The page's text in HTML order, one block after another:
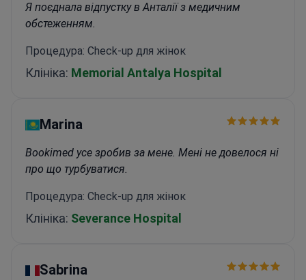
Я поєднала відпустку в Анталії з медичним
обстеженням.
Процедура: Check-up для жінок
Клініка: Memorial Antalya Hospital
Marina
Bookimed усе зробив за мене. Мені не довелося ні
про що турбуватися.
Процедура: Check-up для жінок
Клініка: Severance Hospital
Sabrina